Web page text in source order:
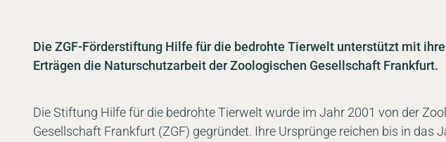
Die ZGF-Förderstiftung Hilfe für die bedrohte Tierwelt unterstützt mit
Erträgen die Naturschutzarbeit der Zoologischen Gesellschaft Frankfurt.
Die Stiftung Hilfe für die bedrohte Tierwelt wurde im Jahr 2001 von der
Gesellschaft Frankfurt (ZGF) gegründet. Ihre Ursprünge reichen bis in das